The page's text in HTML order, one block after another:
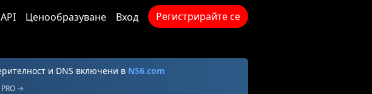
API Ценообразуване Вход Регистрирайте се
и DNS включени в NS6.com
→